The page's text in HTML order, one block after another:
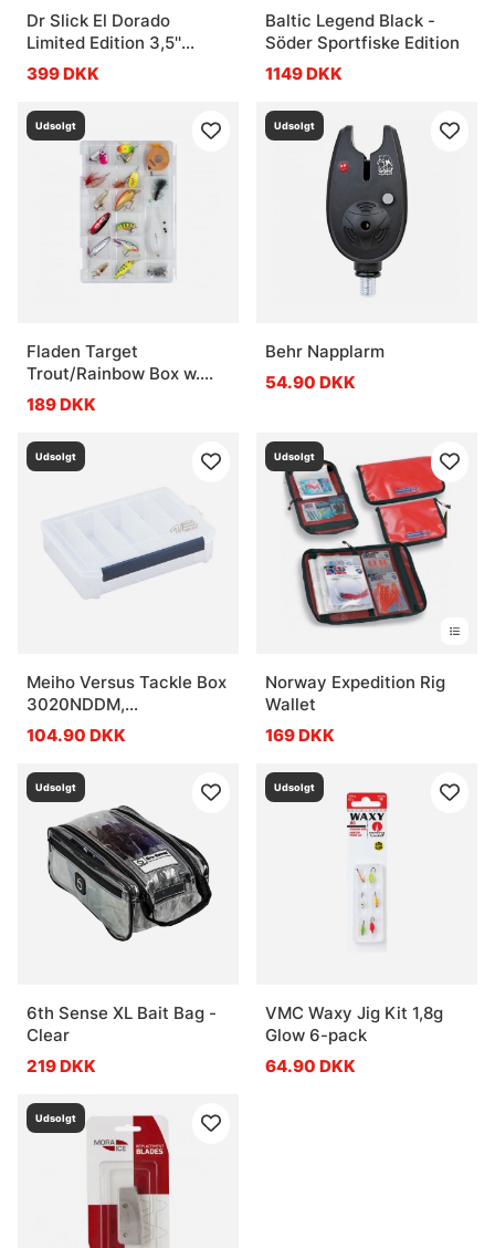
Dr Slick El Dorado
Limited Edition 3,5''
Arrow Scissor
399 DKK
Baltic Legend Black -
Söder Sportfiske Edition
1149 DKK
Udsolgt
Fladen Target
Trout/Rainbow Box w.
baits and accessories
189 DKK
Udsolgt
Behr Napplarm
54.90 DKK
Udsolgt
Meiho Versus Tackle Box
3020NDDM,
255x190x60mm - Clear
104.90 DKK
Udsolgt
Norway Expedition Rig
Wallet
169 DKK
Udsolgt
6th Sense XL Bait Bag -
Clear
219 DKK
Udsolgt
VMC Waxy Jig Kit 1,8g
Glow 6-pack
64.90 DKK
Udsolgt